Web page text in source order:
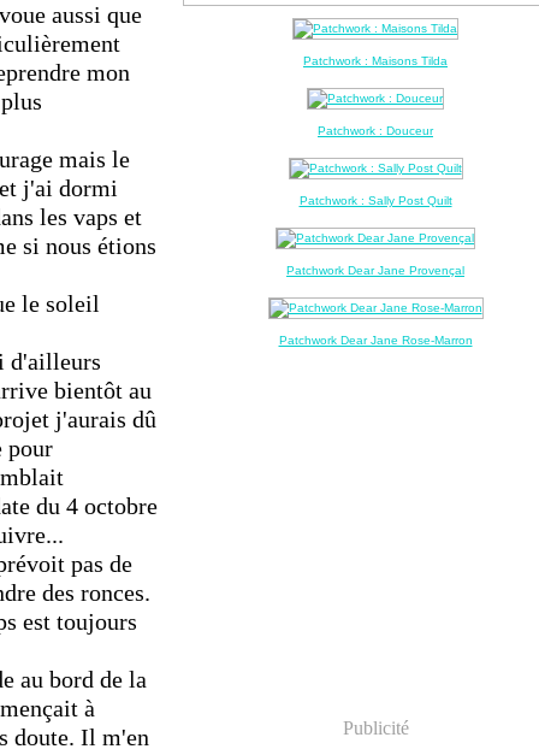
aussi que
mon
mais le
j'ai dormi
les vaps et
si nous étions
le soleil
d'ailleurs
bientôt au
j'aurais dû
pour
du 4 octobre
pas de
des ronces.
est toujours
au bord de la
à
doute. Il m'en
Patchwork : Maisons Tilda
Patchwork : Douceur
Patchwork : Sally Post Quilt
Patchwork Dear Jane Provençal
Patchwork Dear Jane Rose-Marron
Publicité